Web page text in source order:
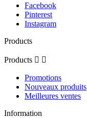
Facebook
Pinterest
Instagram
Products
Products  
Promotions
Nouveaux produits
Meilleures ventes
Information